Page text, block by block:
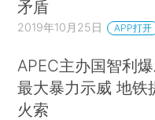
矛盾
2019年10月25日 APP打开
APEC主办国智利
最大暴力示威 地铁
火索